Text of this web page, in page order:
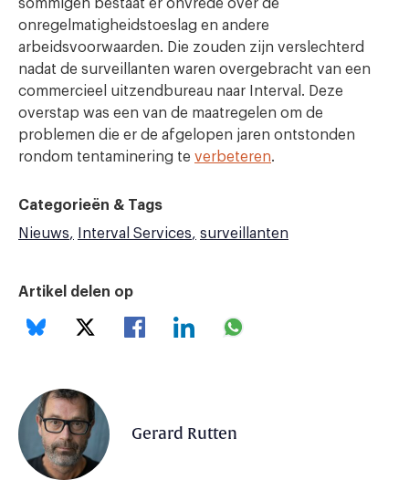
sommigen bestaat er onvrede over de
onregelmatigheidstoeslag en andere
arbeidsvoorwaarden. Die zouden zijn verslechterd
nadat de surveillanten waren overgebracht van een
commercieel uitzendbureau naar Interval. Deze
overstap was een van de maatregelen om de
problemen die er de afgelopen jaren ontstonden
rondom tentaminering te verbeteren.
Categorieën & Tags
Nieuws
Interval Services surveillanten
Artikel delen op
Gerard Rutten